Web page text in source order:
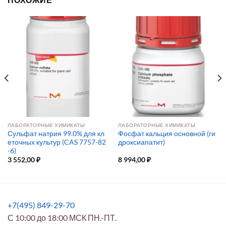
ЛАБОРАТОРНЫЕ ХИМИКАТЫ
Сульфат натрия 99.0% для кл
еточных культур (CAS 7757-82
-6)
3 552,00₽
ЛАБОРАТОРНЫЕ ХИМИКАТЫ
Фосфат кальция основной (ги
дроксиапатит)
8 994,00₽
+7(495) 849-29-70
С 10:00 до 18:00 МСК ПН.-ПТ.